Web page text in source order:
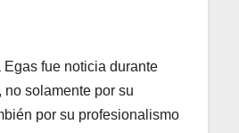
fue noticia durante
no solamente por su
por su profesionalismo